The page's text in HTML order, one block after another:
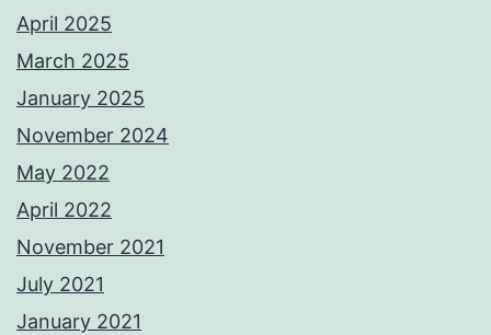
April 2025
March 2025
January 2025
November 2024
May 2022
April 2022
November 2021
July 2021
January 2021